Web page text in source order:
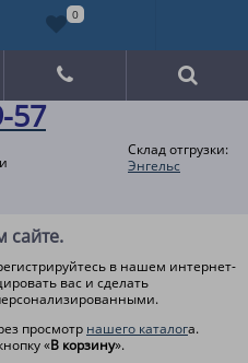
57
Склад отгрузки:
Энгельс
сайте.
в нашем интернет-
вас и сделать
просмотр нашего каталога.
«В корзину».
0